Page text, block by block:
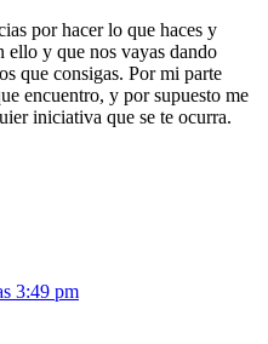
por hacer lo que haces y
ello y que nos vayas dando
que consigas. Por mi parte
encuentro, y por supuesto me
iniciativa que se te ocurra.
3:49 pm